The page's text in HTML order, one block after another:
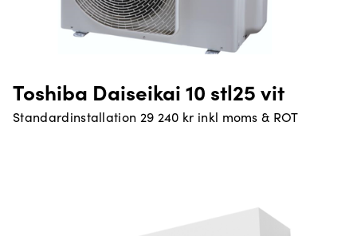
Toshiba Daiseikai 10 stl25 vit
Standardinstallation 29 240 kr inkl moms & ROT